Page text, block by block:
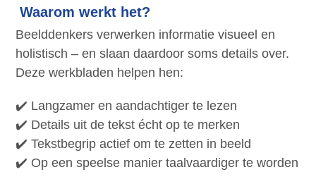
Waarom werkt het?
Beelddenkers verwerken informatie visueel en
holistisch – en slaan daardoor soms details over.
Deze werkbladen helpen hen:
✔️ Langzamer en aandachtiger te lezen
✔️ Details uit de tekst écht op te merken
✔️ Tekstbegrip actief om te zetten in beeld
✔️ Op een speelse manier taalvaardiger te worden